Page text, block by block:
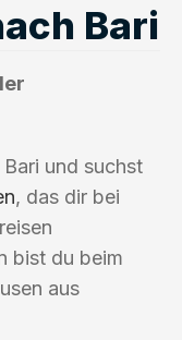
Bari
und suchst
, das dir bei
bist du beim
aus